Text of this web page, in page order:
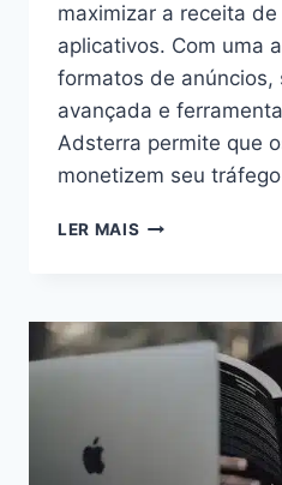
maximizar a receita
aplicativos. Com uma
formatos de anúncios,
avançada e
Adsterra permite que
monetizem seu
LER MAIS MONETIZAÇÃO
RECEITA
AO
ADSTERRA